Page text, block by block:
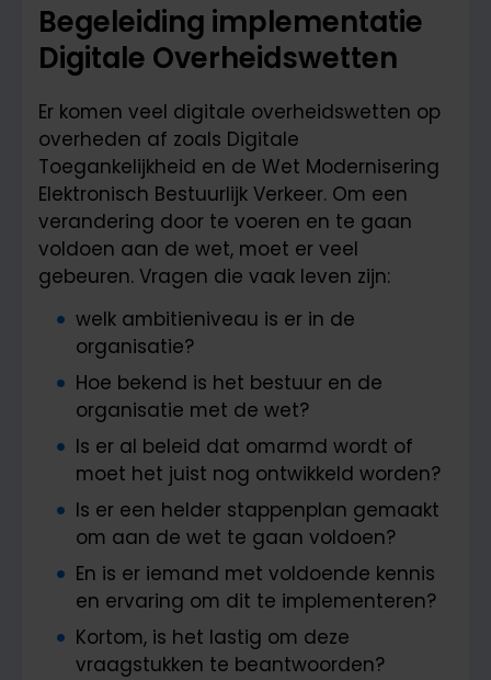
Begeleiding implementatie
Digitale Overheidswetten
Er komen veel digitale overheidswetten op
overheden af zoals Digitale
Toegankelijkheid en de Wet Modernisering
Elektronisch Bestuurlijk Verkeer. Om een
verandering door te voeren en te gaan
voldoen aan de wet, moet er veel
gebeuren. Vragen die vaak leven zijn:
welk ambitieniveau is er in de
organisatie?
Hoe bekend is het bestuur en de
organisatie met de wet?
Is er al beleid dat omarmd wordt of
moet het juist nog ontwikkeld worden?
Is er een helder stappenplan gemaakt
om aan de wet te gaan voldoen?
En is er iemand met voldoende kennis
en ervaring om dit te implementeren?
Kortom, is het lastig om deze
vraagstukken te beantwoorden?